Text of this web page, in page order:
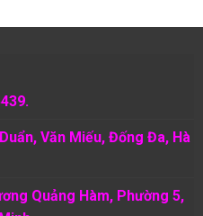
Văn Miếu, Đống Đa, Hà
Quảng Hàm, Phường 5,